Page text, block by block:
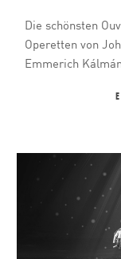
Die schönsten
Operetten von
Emmerich